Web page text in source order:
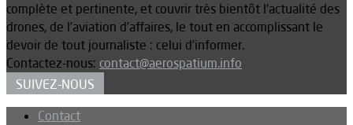
complète et pertinente, et couvrir très bientôt l’actualité des
drones, de l’aviation d’affaires, le tout en accomplissant le
devoir de tout journaliste : celui d’informer.
Contactez-nous: contact@aerospatium.info
SUIVEZ-NOUS
Contact